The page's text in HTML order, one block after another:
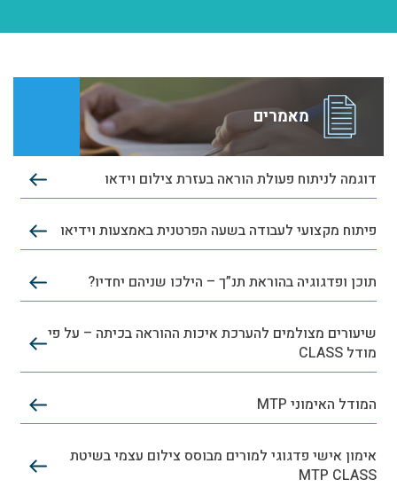
מאמרים
דוגמה לניתוח פעולת הוראה בעזרת צילום וידאו
פיתוח מקצועי לעבודה בשעה הפרטנית באמצעות וידיאו
תוכן ופדגוגיה בהוראת תנ”ך – הילכו שניהם יחדיו?
שיעורים מצולמים להערכת איכות ההוראה בכיתה – על פי
מודל CLASS
המודל האימוני MTP
אימון אישי פדגוגי למורים מבוסס צילום עצמי בשיטת
MTP CLASS